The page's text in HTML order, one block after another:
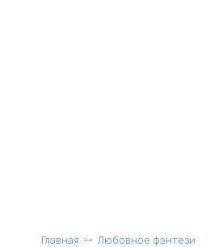
Главная Любовное фэнтези